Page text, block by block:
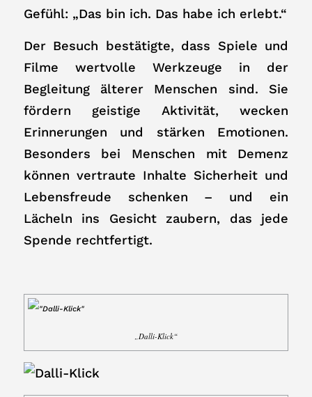
Gefühl: „Das bin ich. Das habe ich erlebt.“
Der Besuch bestätigte, dass Spiele und
Filme wertvolle Werkzeuge in der
Begleitung älterer Menschen sind. Sie
fördern geistige Aktivität, wecken
Erinnerungen und stärken Emotionen.
Besonders bei Menschen mit Demenz
können vertraute Inhalte Sicherheit und
Lebensfreude schenken – und ein
Lächeln ins Gesicht zaubern, das jede
Spende rechtfertigt.
„Dalli-Klick“